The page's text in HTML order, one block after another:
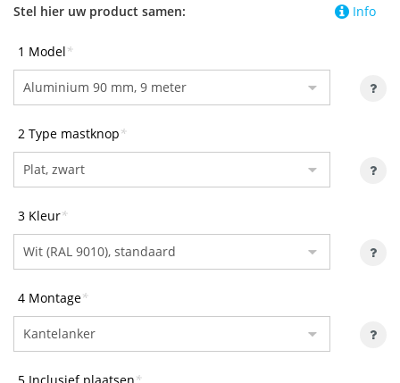
Info
Stel hier uw product samen:
1 Model*
2 Type mastknop*
3 Kleur*
4 Montage*